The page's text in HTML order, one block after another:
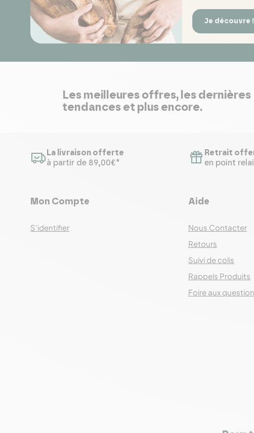
Je découvre !
Les meilleures offres, les dernières
tendances et plus encore.
La livraison offerte
à partir de 89,00€*
Retrait
en point
Mon Compte
S'identifier
Aide
Nous Contacter
Retours
Suivi de colis
Rappels Produits
Foire aux